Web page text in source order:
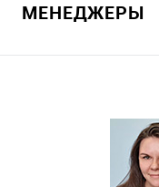
Купить в 1 клик
МЕНЕДЖЕРЫ